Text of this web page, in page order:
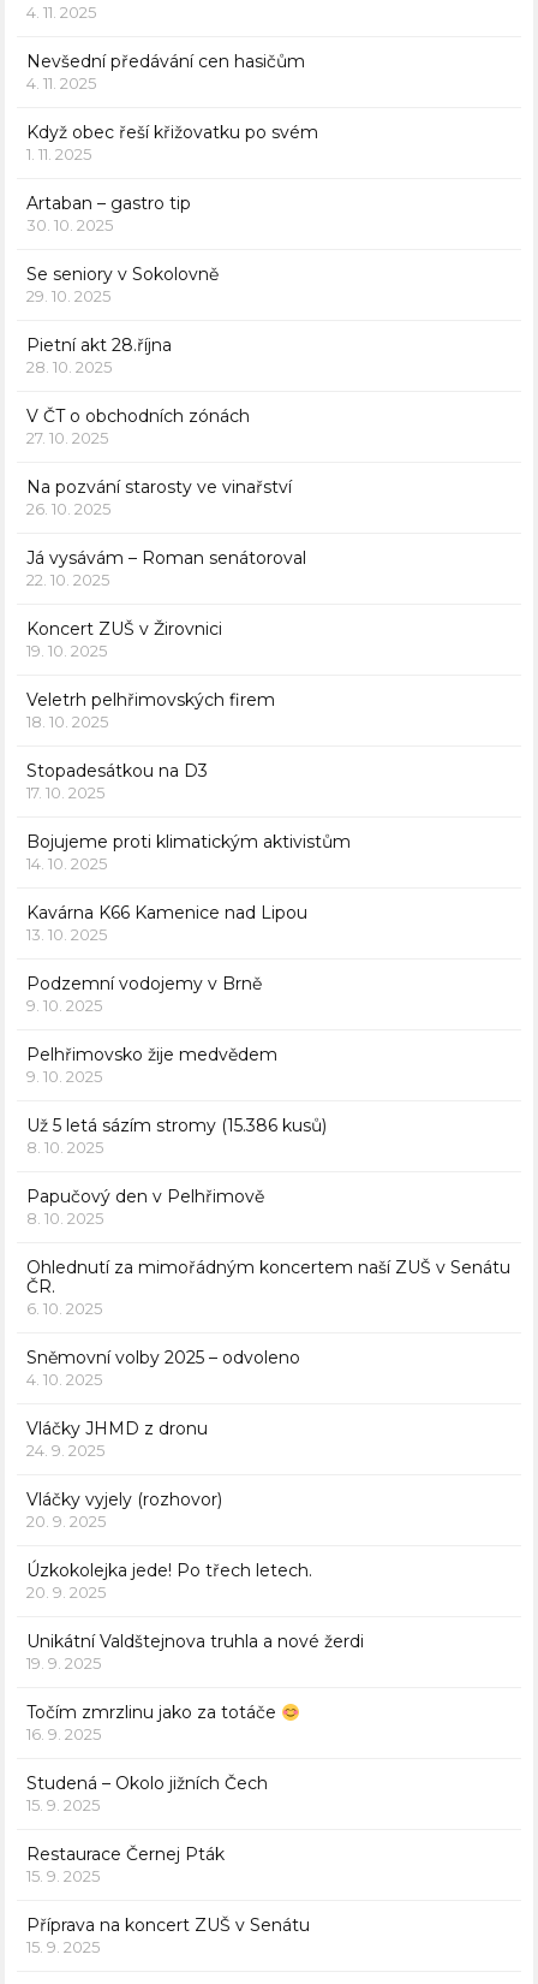
4. 11. 2025
Nevšední předávání cen hasičům
4. 11. 2025
Když obec řeší křižovatku po svém
1. 11. 2025
Artaban – gastro tip
30. 10. 2025
Se seniory v Sokolovně
29. 10. 2025
Pietní akt 28.října
28. 10. 2025
V ČT o obchodních zónách
27. 10. 2025
Na pozvání starosty ve vinařství
26. 10. 2025
Já vysávám – Roman senátoroval
22. 10. 2025
Koncert ZUŠ v Žirovnici
19. 10. 2025
Veletrh pelhřimovských firem
18. 10. 2025
Stopadesátkou na D3
17. 10. 2025
Bojujeme proti klimatickým aktivistům
14. 10. 2025
Kavárna K66 Kamenice nad Lipou
13. 10. 2025
Podzemní vodojemy v Brně
9. 10. 2025
Pelhřimovsko žije medvědem
9. 10. 2025
Už 5 letá sázím stromy (15.386 kusů)
8. 10. 2025
Papučový den v Pelhřimově
8. 10. 2025
Ohlednutí za mimořádným koncertem naší ZUŠ v Senátu
ČR.
6. 10. 2025
Sněmovní volby 2025 – odvoleno
4. 10. 2025
Vláčky JHMD z dronu
24. 9. 2025
Vláčky vyjely (rozhovor)
20. 9. 2025
Úzkokolejka jede! Po třech letech.
20. 9. 2025
Unikátní Valdštejnova truhla a nové žerdi
19. 9. 2025
Točím zmrzlinu jako za totáče
16. 9. 2025
Studená – Okolo jižních Čech
15. 9. 2025
Restaurace Černej Pták
15. 9. 2025
Příprava na koncert ZUŠ v Senátu
15. 9. 2025